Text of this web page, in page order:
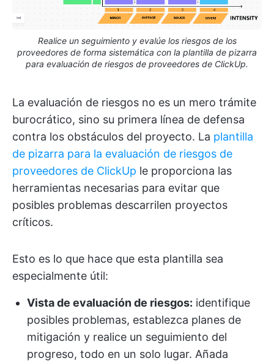
Realice un seguimiento y evalúe los riesgos de los
proveedores de forma sistemática con la plantilla de pizarra
para evaluación de riesgos de proveedores de ClickUp.
La evaluación de riesgos no es un mero trámite
burocrático, sino su primera línea de defensa
contra los obstáculos del proyecto. La plantilla
de pizarra para la evaluación de riesgos de
proveedores de ClickUp le proporciona las
herramientas necesarias para evitar que
posibles problemas descarrilen proyectos
críticos.
Esto es lo que hace que esta plantilla sea
especialmente útil:
Vista de evaluación de riesgos: identifique
posibles problemas, establezca planes de
mitigación y realice un seguimiento del
progreso, todo en un solo lugar. Añada